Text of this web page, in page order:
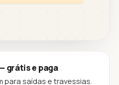
grátis e paga
para saídas e travessias.